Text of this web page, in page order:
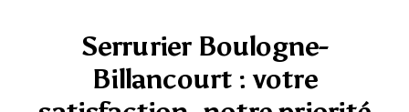
Serrurier Boulogne-
Billancourt : votre